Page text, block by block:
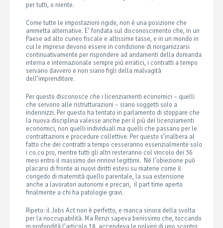
per tutti, o niente.
Come tutte le impostazioni rigide, non è una posizione che
ammetta alternative. E’ fondata sul disconoscimento che, in un
Paese ad alto cuneo fiscale e altissime tasse, e in un mondo in
cui le imprese devono essere in condizione di riorganizzarsi
continuativamente per rispondere ad andamenti della domanda
interna e internazionale sempre più erratici, i contratti a tempo
servano davvero e non siano figli della malvagità
dell’imprenditore.
Per questo disconosce che i licenziamenti economici – quelli
che servono alle ristrutturazioni – siano soggetti solo a
indennizzi. Per questo ha tentato in parlamento di stoppare che
la nuova disciplina valesse anche per il più dei licenziamenti
economici, non quelli individuali ma quelli che passano per le
contrattazioni e procedure collettive. Per questo s’inalbera al
fatto che dei contratti a tempo cesseranno essenzialmente solo
i co.co.pro, mentre tutti gli altri resteranno col vincolo dei 36
mesi entro il massimo dei rinnovi legittimi. Né l’obiezione può
placarsi di fronte ai nuovi diritti estesi su materie come il
congedo di maternità quello parentale, la sua estensione
anche a lavoratori autonomi e precari, il part time aperto
finalmente a chi ha patologie gravi.
Ripeto: il Jobs Act non è perfetto, e manca sinora della svolta
per la rioccupabilità. Ma Renzi sapeva benissimo che, toccando